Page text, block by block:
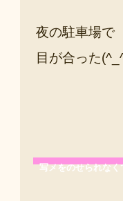
夜の駐車場で
目が合った
写メをのせられな